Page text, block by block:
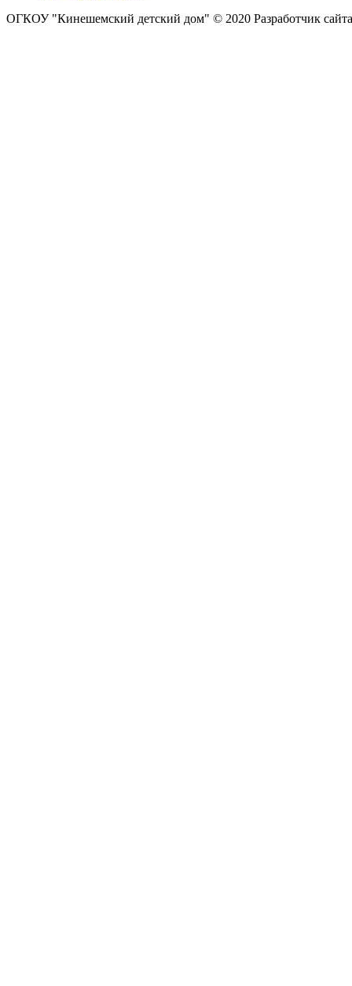
ОГКОУ "Кинешемский детский дом" © 2020 Разработчик